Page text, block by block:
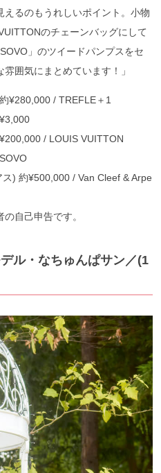
えるのもうれしいポイント。小物
のチェーンバッグにして
」のツイードパンプスをセ
囲気にまとめています！」
¥280,000 / TREFLE＋1
/ LOUIS VUITTON
) 約¥500,000 / Van Cleef & Arpe
自己申告です。
ル・なちゅんぱサン ／(1